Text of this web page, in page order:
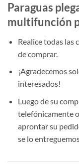
Paraguas
multifunción
Realice todas las
de comprar.
¡Agradecemos
interesados!
Luego de su
telefónicamente
aprontar su
se lo